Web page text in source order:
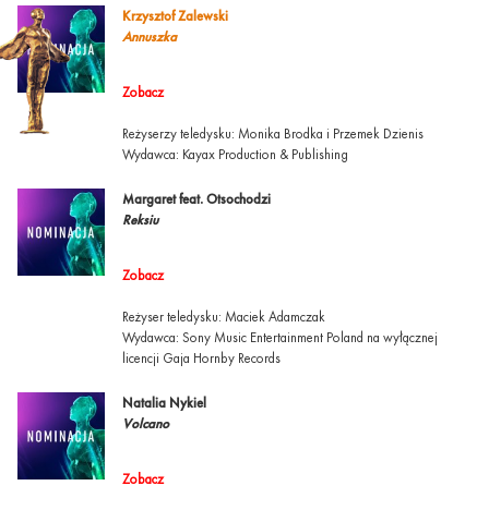
Krzysztof Zalewski
Annuszka
Zobacz
Reżyserzy teledysku: Monika Brodka i Przemek Dzienis
Wydawca: Kayax Production & Publishing
Margaret feat. Otsochodzi
Reksiu
Zobacz
Reżyser teledysku: Maciek Adamczak
Wydawca: Sony Music Entertainment Poland na wyłącznej
licencji Gaja Hornby Records
Natalia Nykiel
Volcano
Zobacz